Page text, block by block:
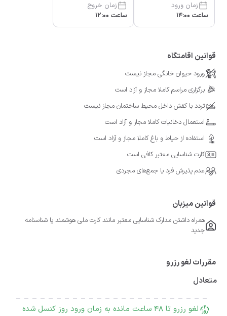
زمان ورود
ساعت 14:00
زمان خروج
ساعت 12:00
قوانین اقامتگاه
ورود حیوان خانگی مجاز نیست
برگزاری مراسم کاملا مجاز و آزاد است
تردد با کفش داخل محیط ساختمان مجاز نیست
استعمال دخانیات کاملا مجاز و آزاد است
استفاده از حیاط و باغ کاملا مجاز و آزاد است
کارت شناسایی معتبر کافی است
عدم پذیرش فرد یا جمع‌های مجردی
قوانین میزبان
همراه داشتن مدارک شناسایی معتبر مانند کارت ملی هوشمند یا شناسنامه
جدید
مقررات لغو رزرو
متعادل
لغو رزرو تا 48 ساعت مانده به زمان ورود روز کنسل شده